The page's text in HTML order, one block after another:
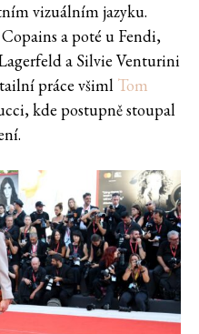
vizuálním jazyku.
a poté u Fendi,
a Silvie Venturini
práce všiml Tom
kde postupně stoupal